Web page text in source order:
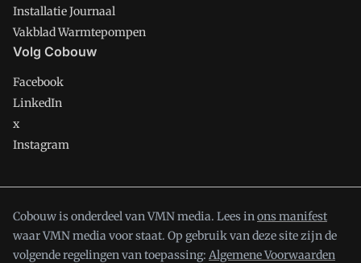
Installatie Journaal
Vakblad Warmtepompen
Volg Cobouw
Facebook
LinkedIn
x
Instagram
Cobouw is onderdeel van VMN media. Lees inons manifest
waar VMN media voor staat. Op gebruik van deze site zijn de
volgende regelingen van toepassing: Algemene Voorwaarden